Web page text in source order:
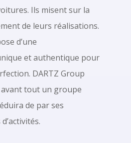
Ils misent sur la
de leurs réalisations.
d’une
et authentique pour
DARTZ Group
tout un groupe
de par ses